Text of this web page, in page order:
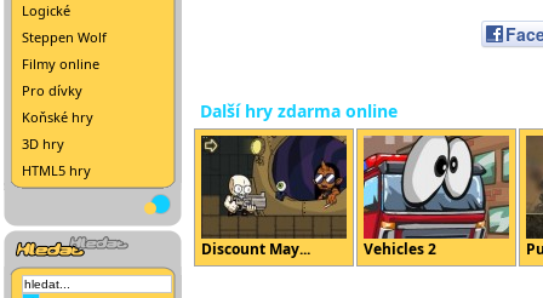
Logické
Steppen Wolf
Filmy online
Pro dívky
Koňské hry
3D hry
HTML5 hry
Další hry zdarma online
Discount May... Vehicles 2